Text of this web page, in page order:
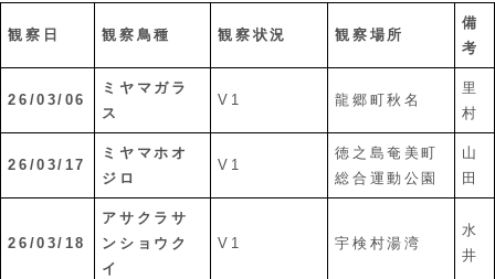
観察日 観察鳥種 観察状況 観察場所
備
考
26/03/06
ミヤマガラ
ス
V1 龍郷町秋名
里
村
26/03/17
ミヤマホオ
ジロ
V1
徳之島奄美町
総合運動公園
山
田
26/03/18
アサクラサ
ンショウク
イ
V1 宇検村湯湾
水
井